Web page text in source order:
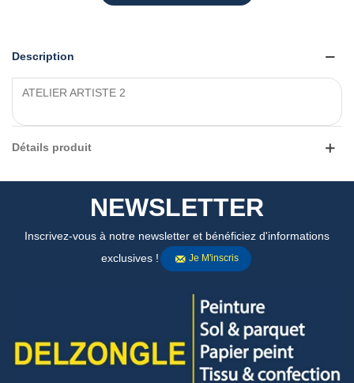
Description
ATELIER ARTISTE 2
Détails produit
NEWSLETTER
Inscrivez-vous à notre newsletter et bénéficiez d'informations
exclusives !
Je M'inscris